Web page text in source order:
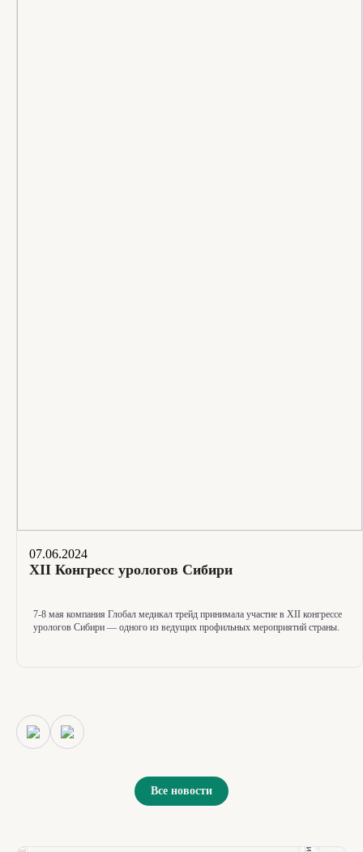
07.06.2024
XII Конгресс урологов Сибири
7-8 мая компания Глобал медикал трейд принимала участие в XII конгрессе
урологов Сибири — одного из ведущих профильных мероприятий страны.
Все новости